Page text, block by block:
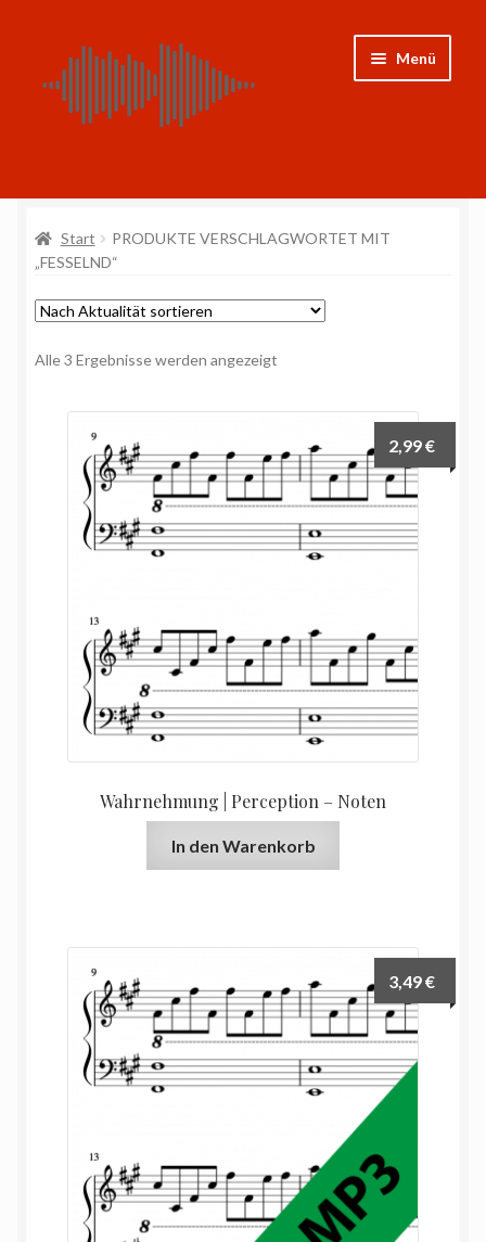
Navigation
springen
Inhalt
springen
Menü
CDs
Noten
Weitere Projekte
Mein Konto
Impressum
Start
PRODUKTE VERSCHLAGWORTET MIT
„FESSELND“
Alle 3 Ergebnisse werden angezeigt
Wahrnehmung | Perception – Noten
2,99€
In den Warenkorb
3,49€